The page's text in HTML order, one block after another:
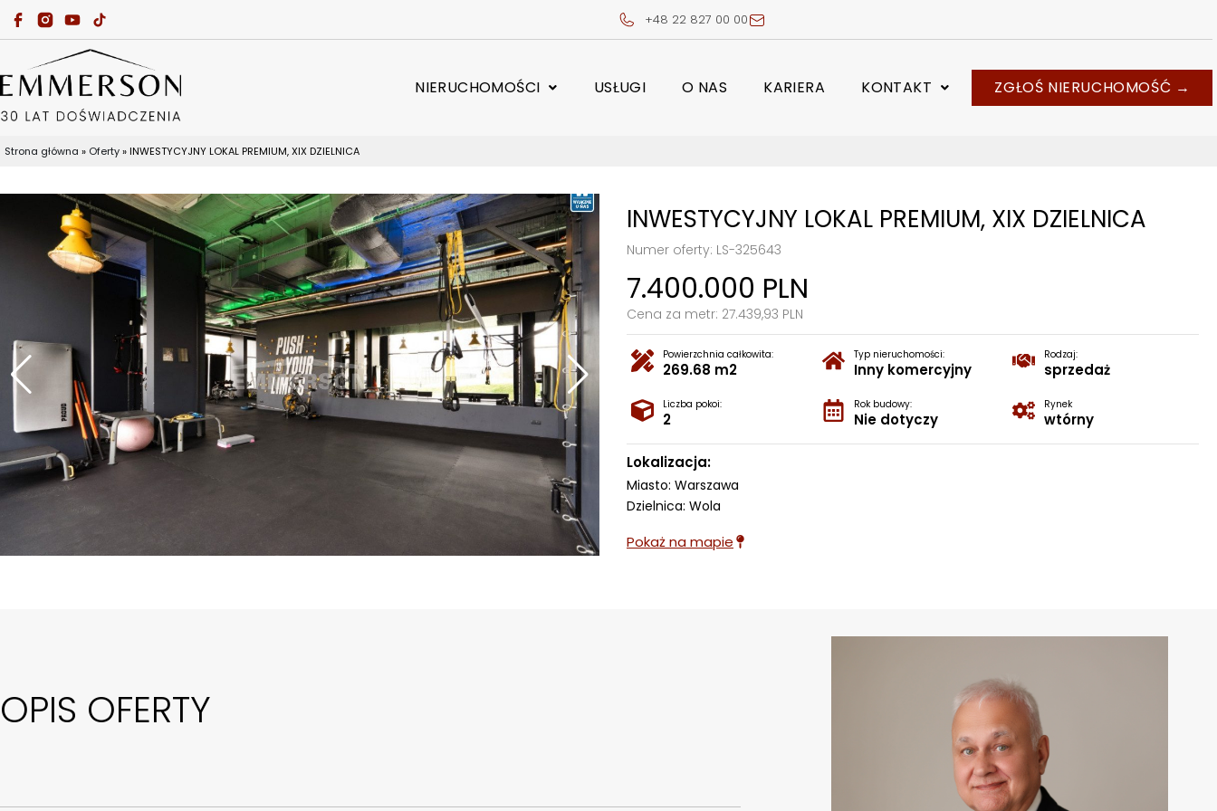
Skip
+48 22 827 00 00
NIERUCHOMOŚCI USŁUGI O NAS KARIERA KONTAKT ZGŁOŚ NIERUCHOMOŚĆ →
Strona główna » Oferty» INWESTYCYJNY LOKAL PREMIUM, XIX DZIELNICA
INWESTYCYJNY LOKAL PREMIUM, XIX DZIELNICA
Numer oferty: LS-325643
7.400.000 PLN
Cena za metr: 27.439,93 PLN
Powierzchnia całkowita:
269.68 m2
Typ nieruchomości:
Inny komercyjny
Rodzaj:
sprzedaż
Liczba pokoi:
2
Rok budowy:
Nie dotyczy
Rynek
wtórny
Lokalizacja:
Miasto: Warszawa
Dzielnica: Wola
Pokaż na mapie
OPIS OFERTY